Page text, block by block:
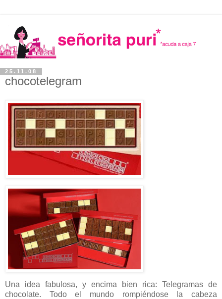
25.11.08
chocotelegram
Una idea fabulosa, y encima bien rica: Telegramas de
chocolate. Todo el mundo rompiéndose la cabeza